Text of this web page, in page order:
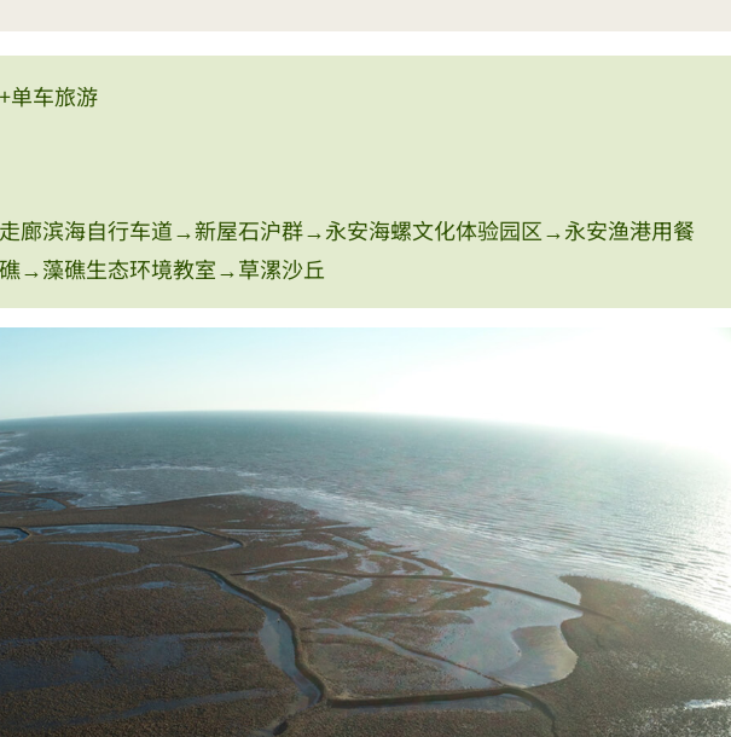
单车旅游
廊滨海自行车道→新屋石沪群→永安海螺文化体验园区→永安渔港用餐
→藻礁生态环境教室→草漯沙丘